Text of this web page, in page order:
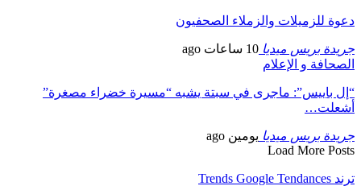
دعوة للزميلات والزملاء الصحفيون
جريدة بريس ميديا 10 ساعات ago
الصحافة و الإعلام
“إل باييس”: ماجرى في سبتة يشبه “مسيرة خضراء مصغرة”
أشعلت…
جريدة بريس ميديا يومين ago
Load More Posts
ترند Trends Google Tendances